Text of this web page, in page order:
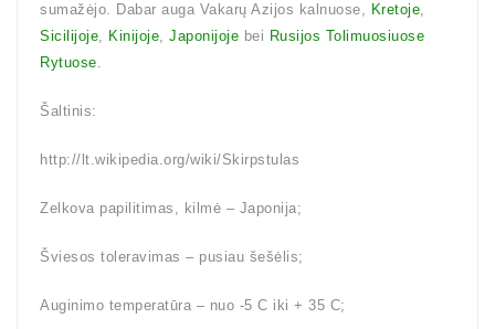
sumažėjo. Dabar auga Vakarų Azijos kalnuose, Kretoje,
Sicilijoje, Kinijoje, Japonijoje bei Rusijos Tolimuosiuose
Rytuose.
Šaltinis:
http://lt.wikipedia.org/wiki/Skirpstulas
Zelkova papilitimas, kilmė – Japonija;
Šviesos toleravimas – pusiau šešėlis;
Auginimo temperatūra – nuo -5 C iki + 35 C;